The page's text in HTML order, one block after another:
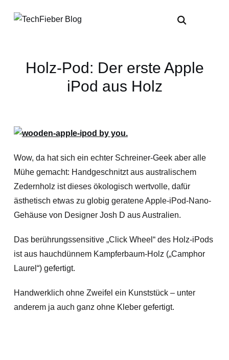
Holz-Pod: Der erste Apple
iPod aus Holz
Wow, da hat sich ein echter Schreiner-Geek aber alle
Mühe gemacht: Handgeschnitzt aus australischem
Zedernholz ist dieses ökologisch wertvolle, dafür
ästhetisch etwas zu globig geratene Apple-iPod-Nano-
Gehäuse von Designer Josh D aus Australien.
Das berührungssensitive „Click Wheel“ des Holz-iPods
ist aus hauchdünnem Kampferbaum-Holz („Camphor
Laurel“) gefertigt.
Handwerklich ohne Zweifel ein Kunststück – unter
anderem ja auch ganz ohne Kleber gefertigt.